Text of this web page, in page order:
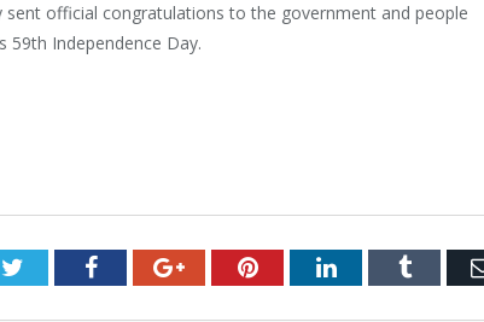
sent official congratulations to the government and people
59th Independence Day.
TwitterFacebookGoogle+PinterestLinkedInTumblr